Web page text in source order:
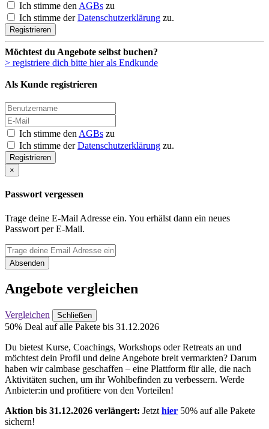
Ich stimme den AGBs zu
Ich stimme derDatenschutzerklärung zu.
Registrieren
Möchtest du Angebote selbst buchen?
> registriere dich bitte hier als Endkunde
Als Kunde registrieren
Ich stimme den AGBs zu
Ich stimme derDatenschutzerklärung zu.
Registrieren
×
Passwort vergessen
Trage deine E-Mail Adresse ein. You erhälst dann ein neues
Passwort per E-Mail.
Absenden
Angebote vergleichen
Vergleichen Schließen
50% Deal auf alle Pakete bis 31.12.2026
Du bietest Kurse, Coachings, Workshops oder Retreats an und
möchtest dein Profil und deine Angebote breit vermarkten? Darum
haben wir calmbase geschaffen – eine Plattform für alle, die nach
Aktivitäten suchen, um ihr Wohlbefinden zu verbessern. Werde
Anbieter:in und profitiere von den Vorteilen!
Aktion bis 31.12.2026 verlängert: Jetzt hier 50% auf alle Pakete
sichern!